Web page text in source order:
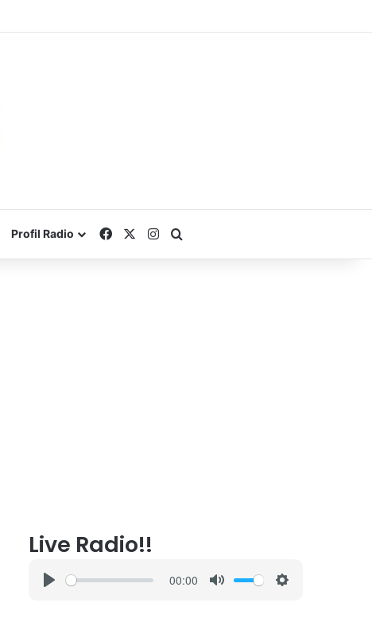
Profil Radio FacebookInstagram
Live Radio!!
00:00